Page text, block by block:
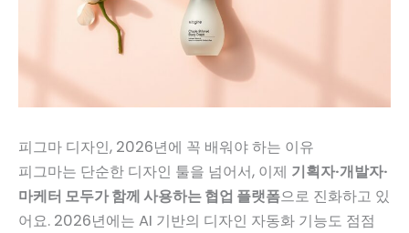
피그마 디자인, 2026년에 꼭 배워야 하는 이유
피그마는 단순한 디자인 툴을 넘어서, 이제 기획자·개발자·
마케터 모두가 함께 사용하는 협업 플랫폼으로 진화하고 있
어요. 2026년에는 AI 기반의 디자인 자동화 기능도 점점